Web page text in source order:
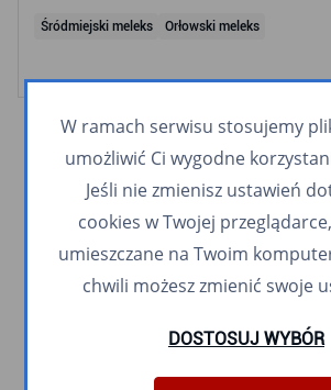
Śródmiejski meleks Orłowski meleks
W ramach serwisu stosujemy
umożliwić Ci wygodne
Jeśli nie zmienisz ustawień
cookies w Twojej
umieszczane na Twoim
chwili możesz zmienić swoje
DOSTOSUJ WYBÓR